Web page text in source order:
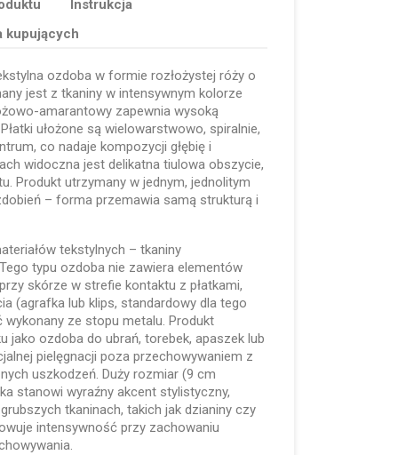
Instrukcja
kupujących
ozdoba w formie rozłożystej róży o
jest z tkaniny w intensywnym kolorze
amarantowy zapewnia wysoką
ułożone są wielowarstwowo, spiralnie,
co nadaje kompozycji głębię i
widoczna jest delikatna tiulowa obszycie,
Produkt utrzymany w jednym, jednolitym
– forma przemawia samą strukturą i
tekstylnych – tkaniny
typu ozdoba nie zawiera elementów
skórze w strefie kontaktu z płatkami,
(agrafka lub klips, standardowy dla tego
ze stopu metalu. Produkt
jako ozdoba do ubrań, torebek, apaszek lub
pielęgnacji poza przechowywaniem z
uszkodzeń. Duży rozmiar (9 cm
stanowi wyraźny akcent stylistyczny,
tkaninach, takich jak dzianiny czy
intensywność przy zachowaniu